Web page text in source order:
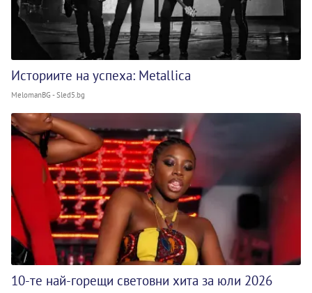
Историите на успеха: Metallica
MelomanBG - Sled5.bg
10-те най-горещи световни хита за юли 2026